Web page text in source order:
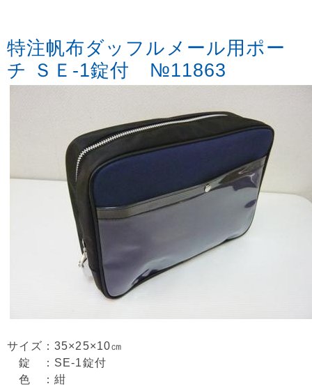
特注帆布ダッフルメール用ポー
チ ＳＥ-1錠付 №11863
サイズ：35×25×10㎝
錠 ：SE-1錠付
色 ：紺